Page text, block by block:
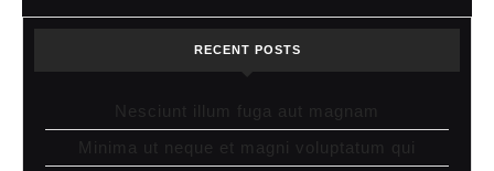
RECENT POSTS
Nesciunt illum fuga aut magnam
Minima ut neque et magni voluptatum qui